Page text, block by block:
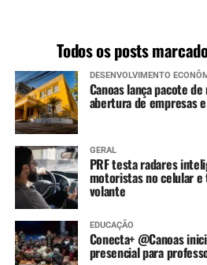
Todos os posts
DESENVOLVIMENTO
Canoas lança pacote
abertura de empresas
GERAL
PRF testa radares
motoristas no celular e
volante
EDUCAÇÃO
Conecta+ @Canoas
presencial para